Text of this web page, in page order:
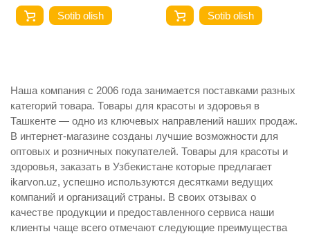
Sotib olish Sotib olish
Наша компания с 2006 года занимается поставками разных
категорий товара. Товары для красоты и здоровья в
Ташкенте — одно из ключевых направлений наших продаж.
В интернет-магазине созданы лучшие возможности для
оптовых и розничных покупателей. Товары для красоты и
здоровья, заказать в Узбекистане которые предлагает
ikarvon.uz, успешно используются десятками ведущих
компаний и организаций страны. В своих отзывах о
качестве продукции и предоставленного сервиса наши
клиенты чаще всего отмечают следующие преимущества